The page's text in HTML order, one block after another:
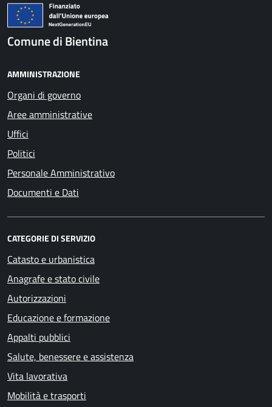
Comune di Bientina
AMMINISTRAZIONE
Organi di governo
Aree amministrative
Uffici
Politici
Personale Amministrativo
Documenti e Dati
CATEGORIE DI SERVIZIO
Catasto e urbanistica
Anagrafe e stato civile
Autorizzazioni
Educazione e formazione
Appalti pubblici
Salute, benessere e assistenza
Vita lavorativa
Mobilità e trasporti